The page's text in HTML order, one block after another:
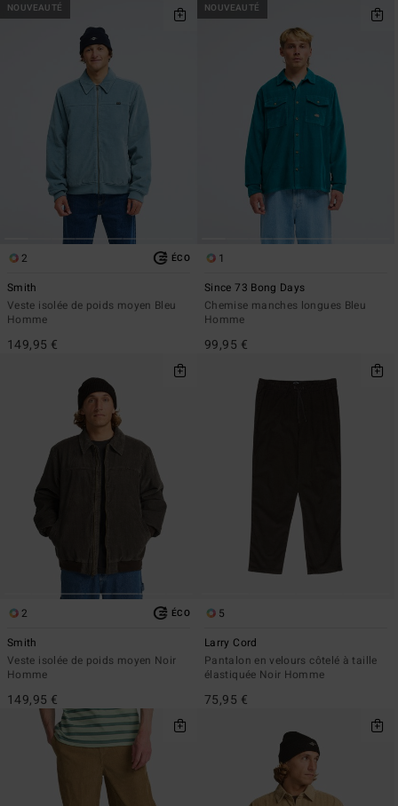
NOUVEAUTÉ
2 ÉCO
Smith
Veste isolée de poids moyen Bleu
Homme
149,95 €
NOUVEAUTÉ
1
Since 73 Bong Days
Chemise manches longues Bleu
Homme
99,95 €
2 ÉCO
Smith
Veste isolée de poids moyen Noir
Homme
149,95 €
5
Larry Cord
Pantalon en velours côtelé à taille
élastiquée Noir Homme
75,95 €